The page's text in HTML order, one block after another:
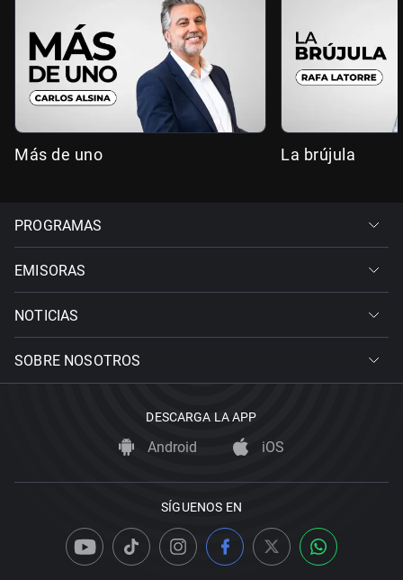
Más de uno La brújula
PROGRAMAS
EMISORAS
NOTICIAS
SOBRE NOSOTROS
DESCARGA LA APP
Android iOS
SÍGUENOS EN